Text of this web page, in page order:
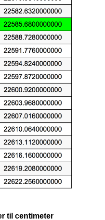
til centimeter